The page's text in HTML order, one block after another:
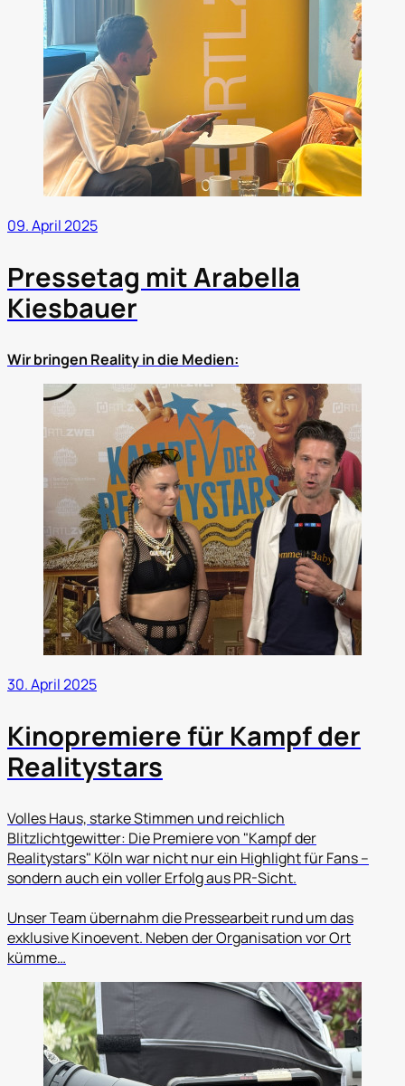
09. April 2025
Pressetag mit Arabella
Kiesbauer
Wir bringen Reality in die Medien:
30. April 2025
Kinopremiere für Kampf der
Realitystars
Volles Haus, starke Stimmen und reichlich
Blitzlichtgewitter: Die Premiere von "Kampf der
Realitystars" Köln war nicht nur ein Highlight für Fans –
sondern auch ein voller Erfolg aus PR-Sicht.
Unser Team übernahm die Pressearbeit rund um das
exklusive Kinoevent. Neben der Organisation vor Ort
kümme…